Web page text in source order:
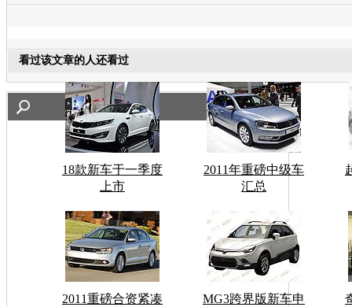
看过该文章的人还看过
18款新车于一季度
上市
2011年重磅中级车
汇总
2011重磅合资紧凑
MG3跨界版新车申